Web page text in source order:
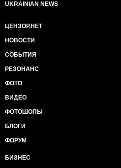
UKRAINIAN NEWS
ЦЕНЗОР.НЕТ
НОВОСТИ
СОБЫТИЯ
РЕЗОНАНС
ФОТО
ВИДЕО
ФОТОШОПЫ
БЛОГИ
ФОРУМ
БИЗНЕС